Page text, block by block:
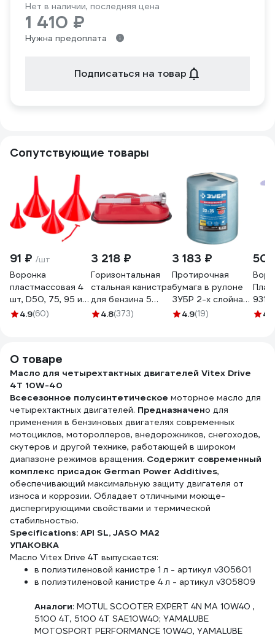
Нет в наличии, последняя цена
1 410 ₽
Нужна предоплата
Подписаться на товар
Сопутствующие товары
91 ₽ /шт
Воронка
пластмассовая 4
шт, D50, 75, 95 и
115 мм REDMARK
4.9(60)
3 218 ₽
Горизонтальная
стальная канистра
для бензина 5
литров
4.8(373)
3 183 ₽
Протирочная
бумага в рулоне
ЗУБР 2-х слойная,
33х35 см, 1000
4.9(19)
50
4.7
О товаре
Масло для четырехтактных двигателей Vitex Drive
4T 10W-40
Всесезонное полусинтетическое моторное масло для
четырехтактных двигателей. Предназначено для
применения в бензиновых двигателях современных
мотоциклов, мотороллеров, внедорожников, снегоходов,
скутеров и другой технике, работающей в широком
диапазоне режимов вращения. Содержит современный
комплекс присадок German Power Additives,
обеспечивающий максимальную защиту двигателя от
износа и коррозии. Обладает отличными моюще-
диспергирующими свойствами и термической
стабильностью.
Specifications: API SL, JASO MA2
УПАКОВКА
Масло Vitex Drive 4T выпускается:
в полиэтиленовой канистре 1 л - артикул v305601
в полиэтиленовой канистре 4 л - артикул v305809
Аналоги: MOTUL SCOOTER EXPERT 4N МА 10W40 ,
5100 4Т, 5100 4Т SAE10W40; YAMALUBE
MOTOSPORТ PERFORMANCE 10W40, YAМALUBE